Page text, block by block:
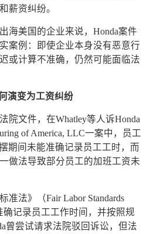
薪资纠纷。
海美国的企业来说，Honda案件
案例：即使企业本身没有恶意行
或计算不准确，仍然可能面临法
演变为工资纠纷
院文件，在Whatley等人诉Honda
of America, LLC一案中，员工
期间未能准确记录员工工时，而
做法导致部分员工的加班工资未
法》（Fair Labor Standards
记录员工工作时间，并按照规
曾尝试请求法院驳回诉讼，但法